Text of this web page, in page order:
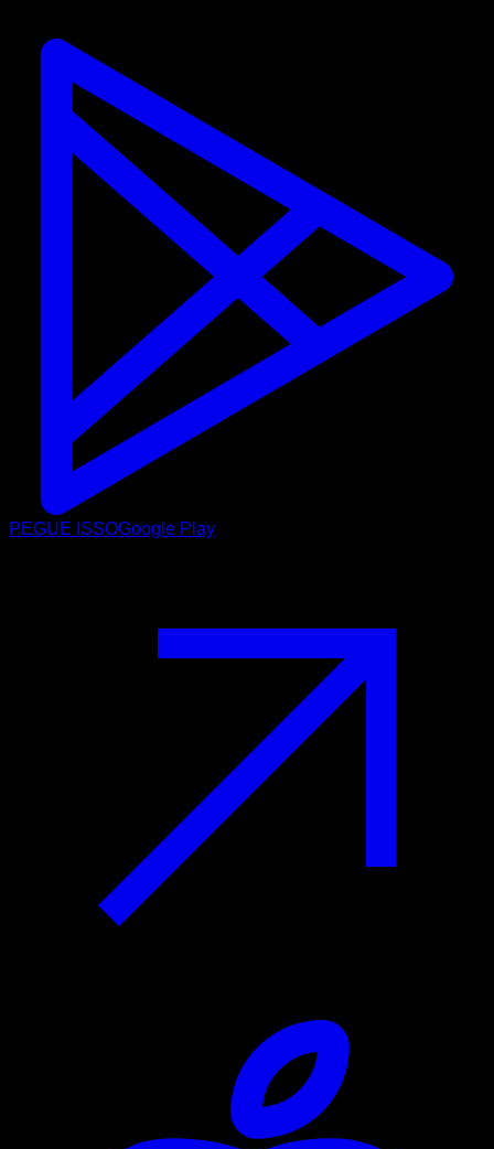
PEGUE ISSOGoogle Play